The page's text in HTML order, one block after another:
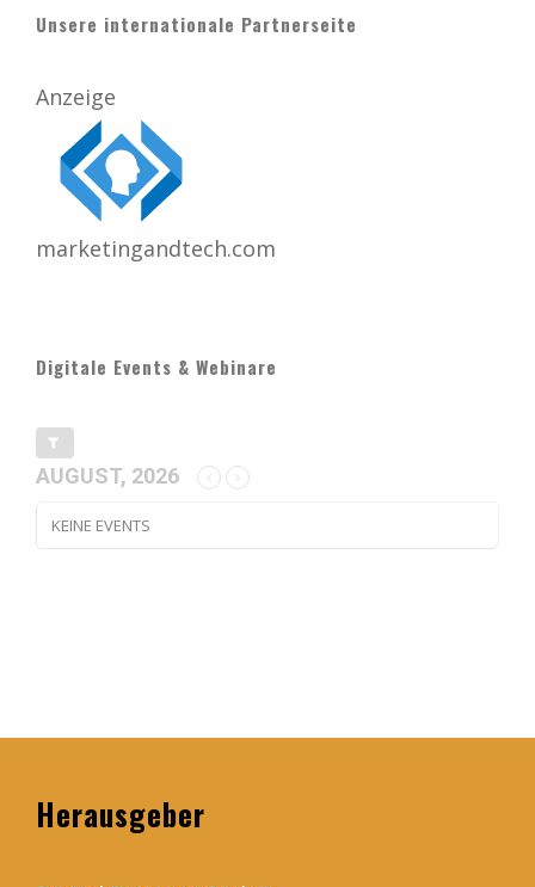
Unsere internationale Partnerseite
Anzeige
marketingandtech.com
Digitale Events & Webinare
AUGUST, 2026
KEINE EVENTS
Herausgeber